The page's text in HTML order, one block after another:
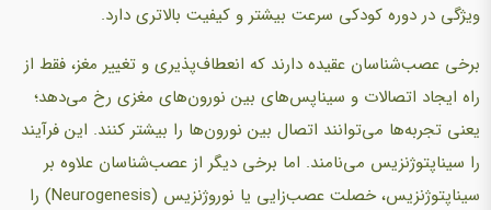
ویژگی در دوره کودکی سرعت بیشتر و کیفیت بالاتری دارد.
برخی عصب‌شناسان عقیده دارند که انعطاف‌پذیری و تغییر مغز، فقط از
راه ایجاد اتصالات و سیناپس‌های بین نورون‌های مغزی رخ می‌دهد؛
یعنی تجربه‌ها می‌توانند اتصال بین نورون‌ها را بیشتر کنند. این فرآیند
را سیناپتوژنزیس می‌نامند. اما برخی دیگر از عصب‌شناسان علاوه بر
سیناپتوژنزیس، خصلت عصب‌زایی یا نوروژنزیس (Neurogenesis) را